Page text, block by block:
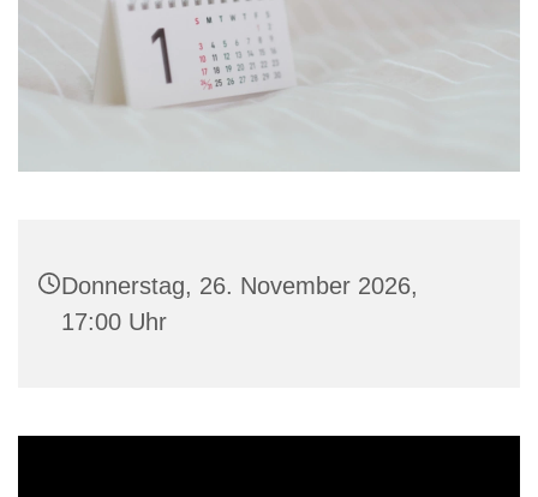
Donnerstag, 26. November 2026,
17:00 Uhr